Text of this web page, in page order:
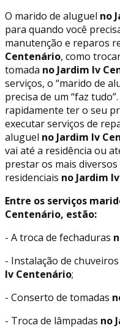
O marido de aluguel no
para quando você
manutenção e reparos
Centenário, como
tomada no Jardim Iv
serviços, o “marido de
precisa de um “faz
rapidamente ter o seu
executar serviços de
aluguel no Jardim Iv
vai até a residência ou
prestar os mais
residenciais no Jardim
Entre os serviços
Centenário, estão:
- A troca de fechaduras
- Instalação de
Iv Centenário;
- Conserto de tomadas
- Troca de lâmpadas no